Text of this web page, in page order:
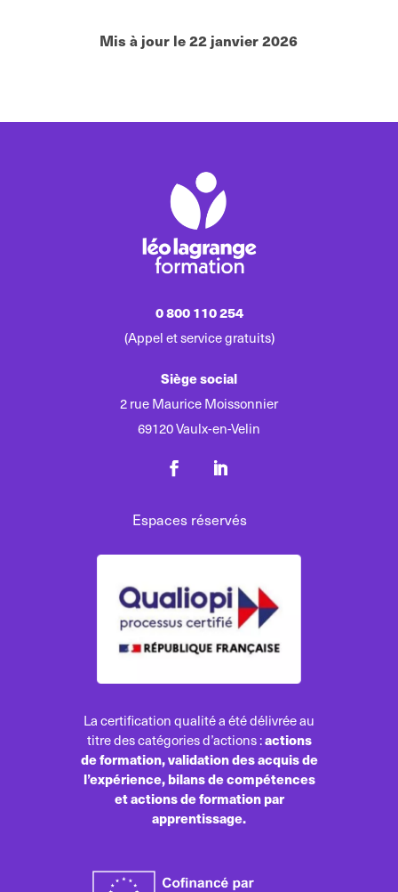
Mis à jour le 22 janvier 2026
La certification qualité a été délivrée au
titre des catégories d’actions :actions
de formation, validation des acquis de
l’expérience, bilans de compétences
et actions de formation par
apprentissage.
0 800 110 254
(Appel et service gratuits)
Siège social
2 rue Maurice Moissonnier
69120 Vaulx-en-Velin
Espaces réservés